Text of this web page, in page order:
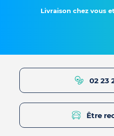
Livraison chez vous
02 23
Être